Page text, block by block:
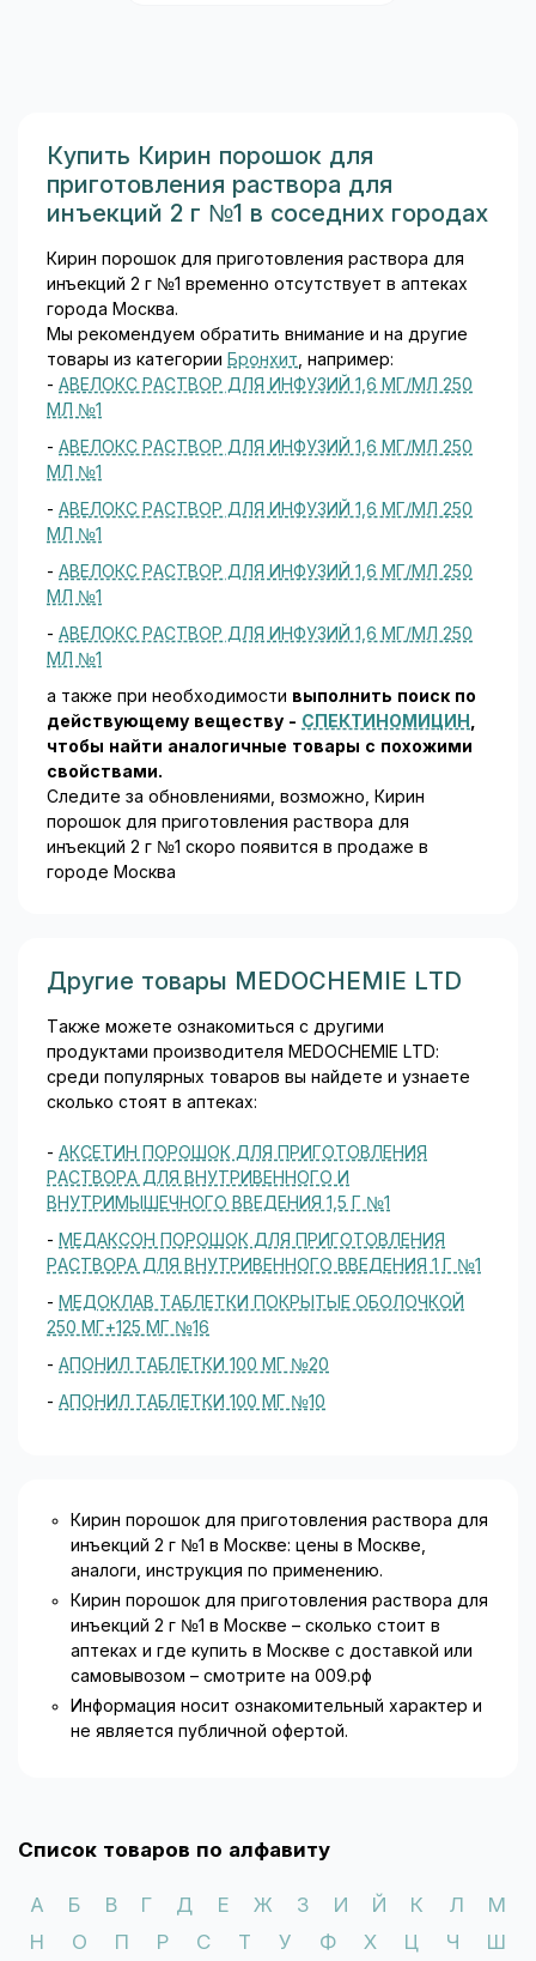
устойчивости возбудителя. Кирин должен
применяться при беременности в тех случаях, когда
потенциальная польза для женщины превышает
возможный вред для плода.
Нет достаточных данных об использовании
препарата у кормящих матерей. На время лечения
Кирином кормление грудью следует прекратить.
Взаимодействие с другими лекарственными
препаратами
Спектиномицин снижает выведение лития, что
требует снижения дозы препаратов лития.
конструкция состава
обеспечивает хорошую
биодоступность при
Купить Кирин порошок для
приготовления раствора для
инъекций 2 г №1 в соседних городах
Кирин порошок для приготовления раствора для
инъекций 2 г №1 временно отсутствует в аптеках
города Москва.
Мы рекомендуем обратить внимание и на другие
товары из категории Бронхит, например:
- АВЕЛОКС РАСТВОР ДЛЯ ИНФУЗИЙ 1,6 МГ/МЛ 250
МЛ №1
- АВЕЛОКС РАСТВОР ДЛЯ ИНФУЗИЙ 1,6 МГ/МЛ 250
МЛ №1
- АВЕЛОКС РАСТВОР ДЛЯ ИНФУЗИЙ 1,6 МГ/МЛ 250
МЛ №1
- АВЕЛОКС РАСТВОР ДЛЯ ИНФУЗИЙ 1,6 МГ/МЛ 250
МЛ №1
- АВЕЛОКС РАСТВОР ДЛЯ ИНФУЗИЙ 1,6 МГ/МЛ 250
МЛ №1
а также при необходимости выполнить поиск по
действующему веществу - СПЕКТИНОМИЦИН ,
чтобы найти аналогичные товары c похожими
свойствами.
Следите за обновлениями, возможно, Кирин
порошок для приготовления раствора для
инъекций 2 г №1 скоро появится в продаже в
городе Москва
Другие товары MEDOCHEMIE LTD
Также можете ознакомиться с другими
продуктами производителя MEDOCHEMIE LTD:
среди популярных товаров вы найдете и узнаете
сколько стоят в аптеках:
- АКСЕТИН ПОРОШОК ДЛЯ ПРИГОТОВЛЕНИЯ
РАСТВОРА ДЛЯ ВНУТРИВЕННОГО И
ВНУТРИМЫШЕЧНОГО ВВЕДЕНИЯ 1,5 Г №1
- МЕДАКСОН ПОРОШОК ДЛЯ ПРИГОТОВЛЕНИЯ
РАСТВОРА ДЛЯ ВНУТРИВЕННОГО ВВЕДЕНИЯ 1 Г №1
- МЕДОКЛАВ ТАБЛЕТКИ ПОКРЫТЫЕ ОБОЛОЧКОЙ
250 МГ+125 МГ №16
- АПОНИЛ ТАБЛЕТКИ 100 МГ №20
- АПОНИЛ ТАБЛЕТКИ 100 МГ №10
Кирин порошок для приготовления раствора для
инъекций 2 г №1 в Москве: цены в Москве,
аналоги, инструкция по применению.
Кирин порошок для приготовления раствора для
инъекций 2 г №1 в Москве – сколько стоит в
аптеках и где купить в Москве с доставкой или
самовывозом – смотрите на 009.рф
Информация носит ознакомительный характер и
не является публичной офертой.
Список товаров по алфавиту
А Б В Г Д Е Ж З И Й К Л
М
Н
О П Р С Т У Ф Х Ц Ч
Ш